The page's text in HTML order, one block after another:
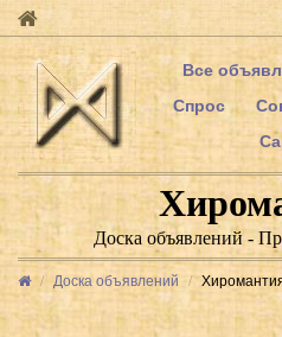
Все
Спрос
Доска объявлений -
Доска объявлений